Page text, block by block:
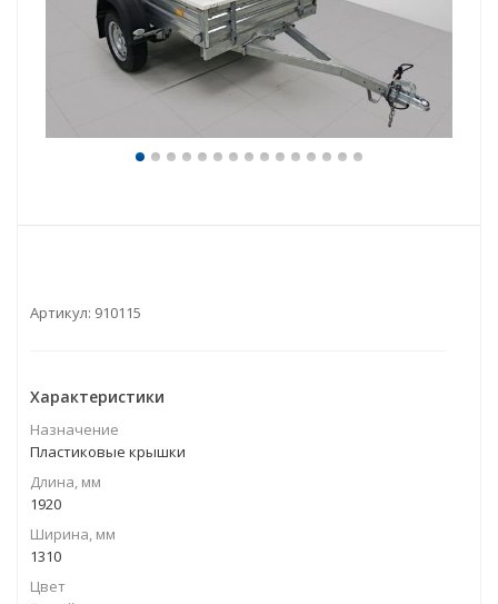
Артикул: 910115
Характеристики
Назначение
Пластиковые крышки
Длина, мм
1920
Ширина, мм
1310
Цвет